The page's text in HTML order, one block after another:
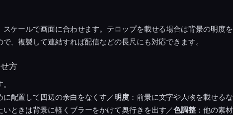
ケールで画面に合わせます。テロップを載せる場合は背景の明度
、複製して連結すれば配信などの長尺にも対応できます。
方
配置して四辺の余白をなくす／明度：前景に文字や人物を載せる
いときは背景に軽くブラーをかけて奥行きを出す／色調整 ：他の素